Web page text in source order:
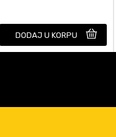
DODAJ U KORPU